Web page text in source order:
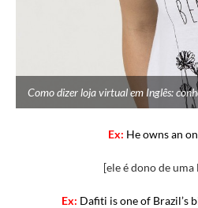
Como dizer loja virtual em Inglês:
Ex: He owns an
[ele é dono de
Ex: Dafiti is one of Brazil’s